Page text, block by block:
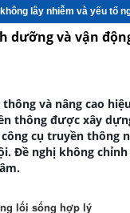
lây nhiễm và yếu tố
dưỡng và vận
và nâng cao
thông được xây
cụ truyền thông
Đề nghị không
lối sống hợp lý